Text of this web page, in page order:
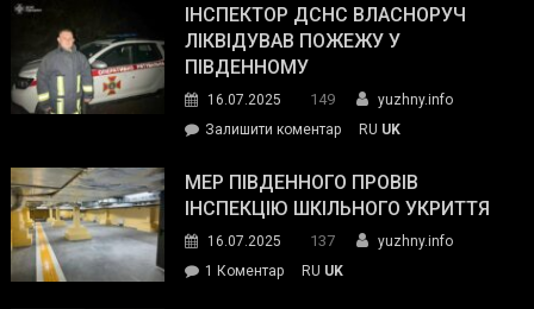
провів
нараду
силових
та
органів:
«Наш
спільний
ІНСПЕКТОР ДСНС ВЛАСНОРУЧ
ЛІКВІДУВАВ ПОЖЕЖУ У
ПІВДЕННОМУ
16.07.2025 149
yuzhny.info
Залишити коментарon
ДСНС
власноруч
пожежу
у
RU UK
МЕР ПІВДЕННОГО ПРОВІВ
ІНСПЕКЦІЮ ШКІЛЬНОГО УКРИТТЯ
16.07.2025 137
yuzhny.info
1 Коментардо RU UK